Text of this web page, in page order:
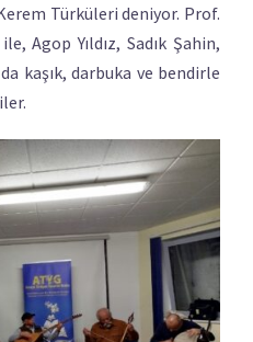
Türküleri deniyor. Prof.
Agop Yıldız, Sadık Şahin,
kaşık, darbuka ve bendirle